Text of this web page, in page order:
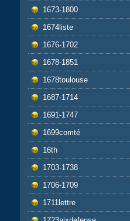
1673-1800
1674liste
1676-1702
1678-1851
1678toulouse
1687-1714
1691-1747
1699comté
16th
1703-1738
1706-1709
1711lettre